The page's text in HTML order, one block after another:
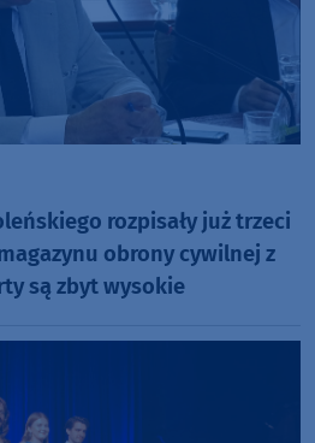
rozpisały już trzeci
obrony cywilnej z
są zbyt wysokie